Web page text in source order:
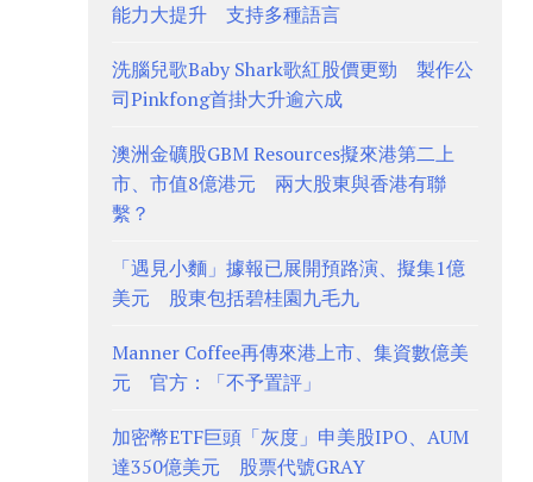
能力大提升 支持多種語言
洗腦兒歌Baby Shark歌紅股價更勁 製作公
司Pinkfong首掛大升逾六成
澳洲金礦股GBM Resources擬來港第二上
市、市值8億港元 兩大股東與香港有聯
繫？
「遇見小麵」據報已展開預路演、擬集1億
美元 股東包括碧桂園九毛九
Manner Coffee再傳來港上市、集資數億美
元 官方：「不予置評」
加密幣ETF巨頭「灰度」申美股IPO、AUM
達350億美元 股票代號GRAY